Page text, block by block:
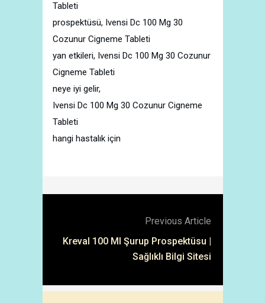
Tableti
prospektüsü, Ivensi Dc 100 Mg 30
Cozunur Cigneme Tableti
yan etkileri, Ivensi Dc 100 Mg 30 Cozunur
Cigneme Tableti
neye iyi gelir,
Ivensi Dc 100 Mg 30 Cozunur Cigneme
Tableti
hangi hastalık için
Previous Article
Kreval 100 Ml Şurup Prospektüsu |
Sağlıklı Bilgi Sitesi